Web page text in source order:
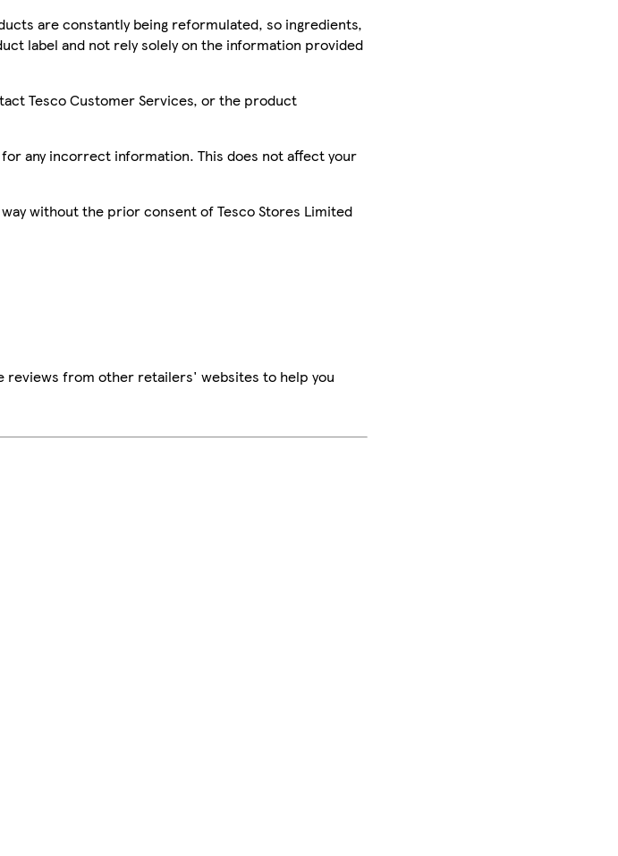
are constantly being reformulated, so ingredients,
label and not rely solely on the information provided
Tesco Customer Services, or the product
any incorrect information. This does not affect your
without the prior consent of Tesco Stores Limited
reviews from other retailers' websites to help you